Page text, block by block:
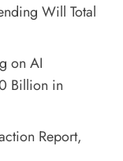
Will Total
on AI
Billion in
Report,